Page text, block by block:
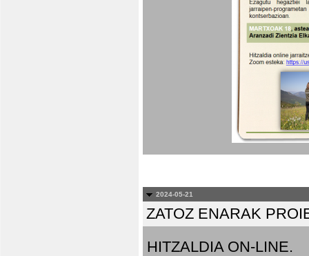
2024-05-21
ZATOZ ENARAK
HITZALDIA ON-LINE.